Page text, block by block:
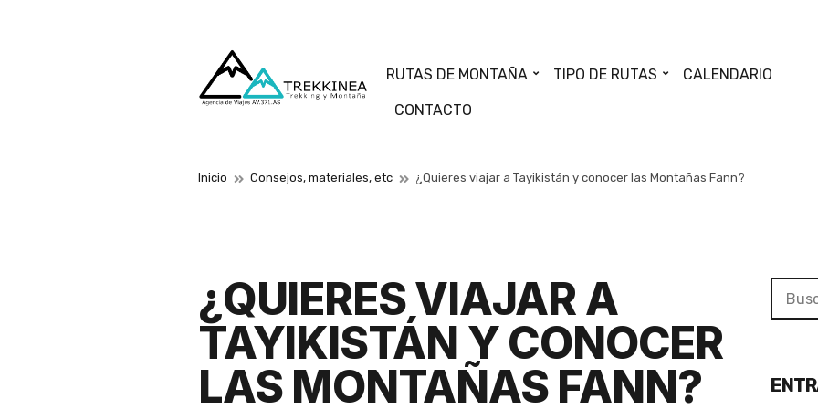
RUTAS DE MONTAÑA TIPO DE RUTAS CALENDARIO
CONTACTO
Inicio Consejos, materiales, etc ¿Quieres viajar a Tayikistán y conocer las Montañas Fann?
¿QUIERES VIAJAR A
TAYIKISTÁN Y CONOCER
LAS MONTAÑAS FANN?
for: